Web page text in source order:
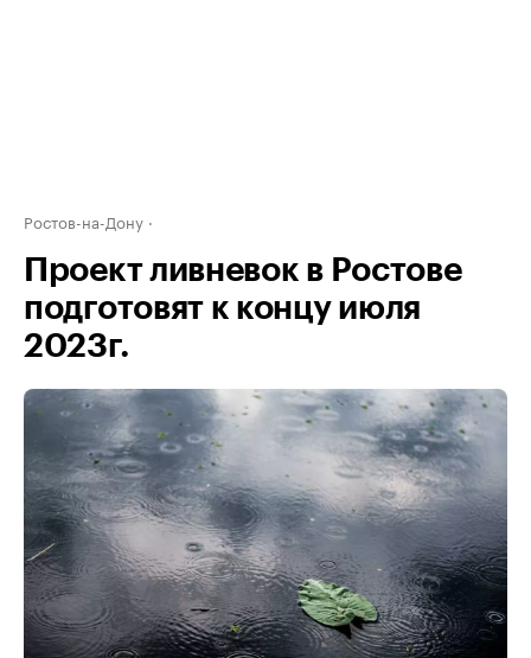
Ростов-на-Дону
Проект ливневок в Ростове
подготовят к концу июля
2023г.